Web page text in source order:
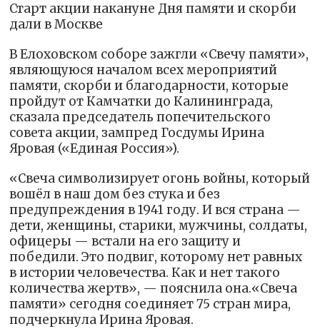
Старт акции накануне Дня памяти и скорби
дали в Москве
В Елоховском соборе зажгли «Свечу памяти»,
являющуюся началом всех мероприятий
памяти, скорби и благодарности, которые
пройдут от Камчатки до Калининграда,
сказала председатель попечительского
совета акции, зампред Госдумы Ирина
Яровая («Единая Россия»).
«Свеча символизирует огонь войны, который
вошёл в наш дом без стука и без
предупреждения в 1941 году. И вся страна —
дети, женщины, старики, мужчины, солдаты,
офицеры — встали на его защиту и
победили. Это подвиг, которому нет равных
в истории человечества. Как и нет такого
количества жертв», — пояснила она.«Свеча
памяти» сегодня соединяет 75 стран мира,
подчеркнула Ирина Яровая.